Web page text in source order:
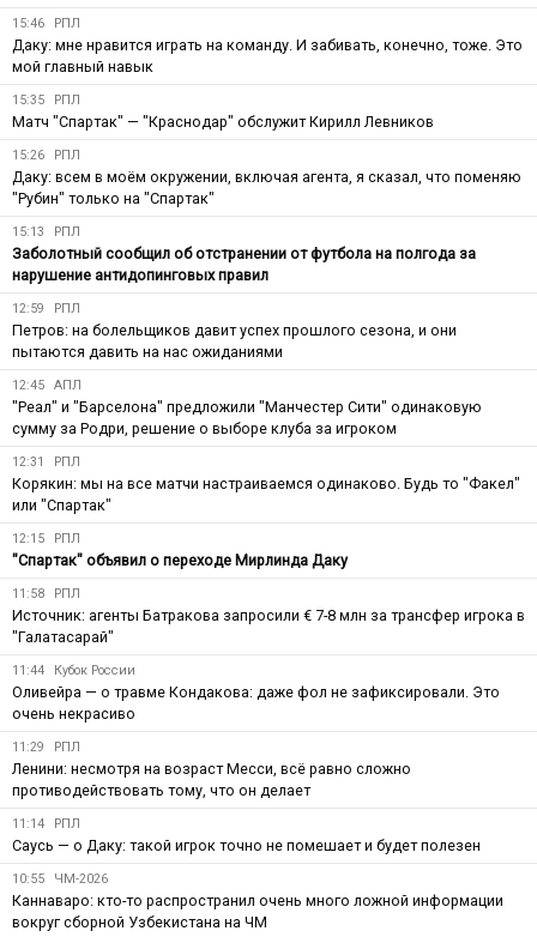
15:46 РПЛ
Даку: мне нравится играть на команду. И забивать, конечно, тоже. Это
мой главный навык
15:35 РПЛ
Матч "Спартак" — "Краснодар" обслужит Кирилл Левников
15:26 РПЛ
Даку: всем в моём окружении, включая агента, я сказал, что поменяю
"Рубин" только на "Спартак"
15:13 РПЛ
Заболотный сообщил об отстранении от футбола на полгода за
нарушение антидопинговых правил
12:59 РПЛ
Петров: на болельщиков давит успех прошлого сезона, и они
пытаются давить на нас ожиданиями
12:45 АПЛ
"Реал" и "Барселона" предложили "Манчестер Сити" одинаковую
сумму за Родри, решение о выборе клуба за игроком
12:31 РПЛ
Корякин: мы на все матчи настраиваемся одинаково. Будь то "Факел"
или "Спартак"
12:15 РПЛ
"Спартак" объявил о переходе Мирлинда Даку
11:58 РПЛ
Источник: агенты Батракова запросили € 7-8 млн за трансфер игрока в
"Галатасарай"
11:44 Кубок России
Оливейра — о травме Кондакова: даже фол не зафиксировали. Это
очень некрасиво
11:29 РПЛ
Ленини: несмотря на возраст Месси, всё равно сложно
противодействовать тому, что он делает
11:14 РПЛ
Саусь — о Даку: такой игрок точно не помешает и будет полезен
10:55 ЧМ-2026
Каннаваро: кто-то распространил очень много ложной информации
вокруг сборной Узбекистана на ЧМ